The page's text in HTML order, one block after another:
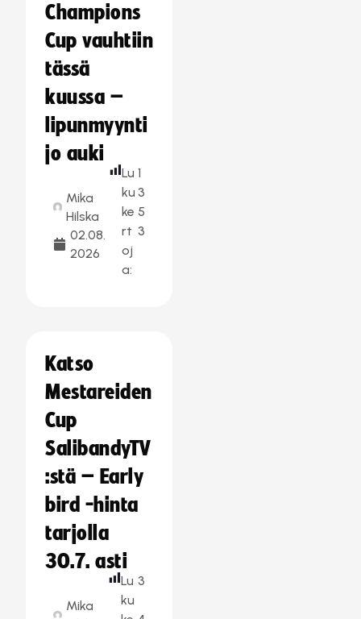
Champions
Cup vauhtiin
tässä
kuussa –
lipunmyynti
jo auki
Mika
Hilska
02.08.
2026
Lu
ku
ke
rt
oj
a:
1
3
5
3
Katso
Mestareiden
Cup
SalibandyTV
:stä – Early
bird -hinta
tarjolla
30.7. asti
Mika
Lu
ku
3